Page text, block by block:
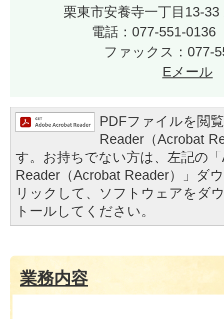
栗東市安養寺一丁目13-
電話：077-551-0136
ファックス：077-
Eメール
PDFファイルを閲
Reader（Acrobat
す。お持ちでない方は、左記の
Reader（Acrobat Reader）」ダ
リックして、ソフトウェアをダ
トールしてください。
業務内容